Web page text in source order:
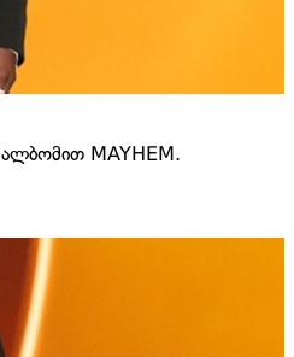
ალბომით MAYHEM.